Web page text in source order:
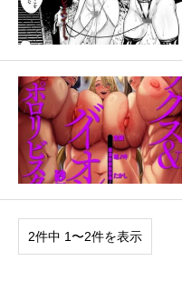
2件中 1〜2件を表示